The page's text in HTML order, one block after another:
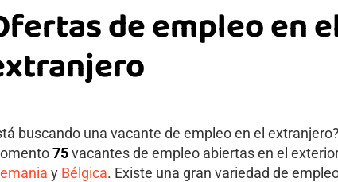
de empleo en
buscando una vacante de empleo en el
75vacantes de empleo abiertas en el
y Bélgica. Existe una gran variedad de